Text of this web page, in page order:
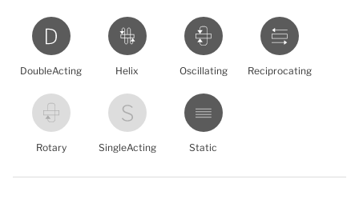
DoubleActing Helix Oscillating Reciprocating
Rotary SingleActing Static